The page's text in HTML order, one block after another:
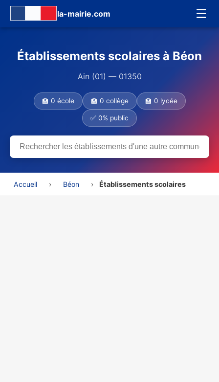
la-mairie.com ☰
Établissements scolaires à Béon
Ain (01) — 01350
🏫 0 école 🏫 0 collège 🏫 0 lycée
✅ 0% public
Accueil › Béon › Établissements scolaires